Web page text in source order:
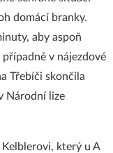
domácí branky.
aby aspoň
v nájezdové
Třebíči skončila
Národní lize
který u A